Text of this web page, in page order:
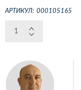
АРТИКУЛ: 000105165